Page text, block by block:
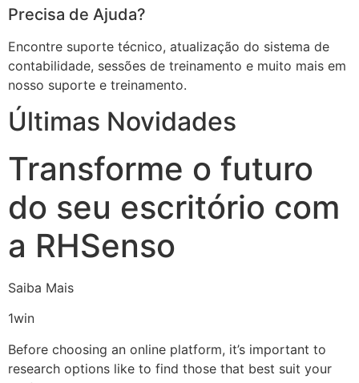
Precisa de Ajuda?
Encontre suporte técnico, atualização do sistema de
contabilidade, sessões de treinamento e muito mais em
nosso suporte e treinamento.
Últimas Novidades
Transforme o futuro
do seu escritório com
a RHSenso
Saiba Mais
1win
Before choosing an online platform, it’s important to
research options like to find those that best suit your